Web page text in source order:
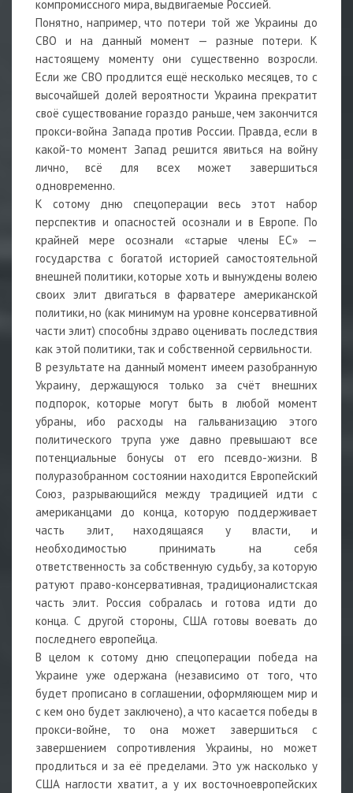
компромиссного мира, выдвигаемые Россией.
Понятно, например, что потери той же Украины до
СВО и на данный момент — разные потери. К
настоящему моменту они существенно возросли.
Если же СВО продлится ещё несколько месяцев, то с
высочайшей долей вероятности Украина прекратит
своё существование гораздо раньше, чем закончится
прокси-война Запада против России. Правда, если в
какой-то момент Запад решится явиться на войну
лично, всё для всех может завершиться
одновременно.
К сотому дню спецоперации весь этот набор
перспектив и опасностей осознали и в Европе. По
крайней мере осознали «старые члены ЕС» —
государства с богатой историей самостоятельной
внешней политики, которые хоть и вынуждены волею
своих элит двигаться в фарватере американской
политики, но (как минимум на уровне консервативной
части элит) способны здраво оценивать последствия
как этой политики, так и собственной сервильности.
В результате на данный момент имеем разобранную
Украину, держащуюся только за счёт внешних
подпорок, которые могут быть в любой момент
убраны, ибо расходы на гальванизацию этого
политического трупа уже давно превышают все
потенциальные бонусы от его псевдо-жизни. В
полуразобранном состоянии находится Европейский
Союз, разрывающийся между традицией идти с
американцами до конца, которую поддерживает
часть элит, находящаяся у власти, и
необходимостью принимать на себя
ответственность за собственную судьбу, за которую
ратуют право-консервативная, традиционалистская
часть элит. Россия собралась и готова идти до
конца. С другой стороны, США готовы воевать до
последнего европейца.
В целом к сотому дню спецоперации победа на
Украине уже одержана (независимо от того, что
будет прописано в соглашении, оформляющем мир и
с кем оно будет заключено), а что касается победы в
прокси-войне, то она может завершиться с
завершением сопротивления Украины, но может
продлиться и за её пределами. Это уж насколько у
США наглости хватит, а у их восточноевропейских